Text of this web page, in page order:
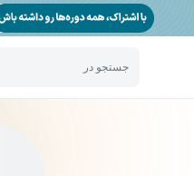
جستجو در